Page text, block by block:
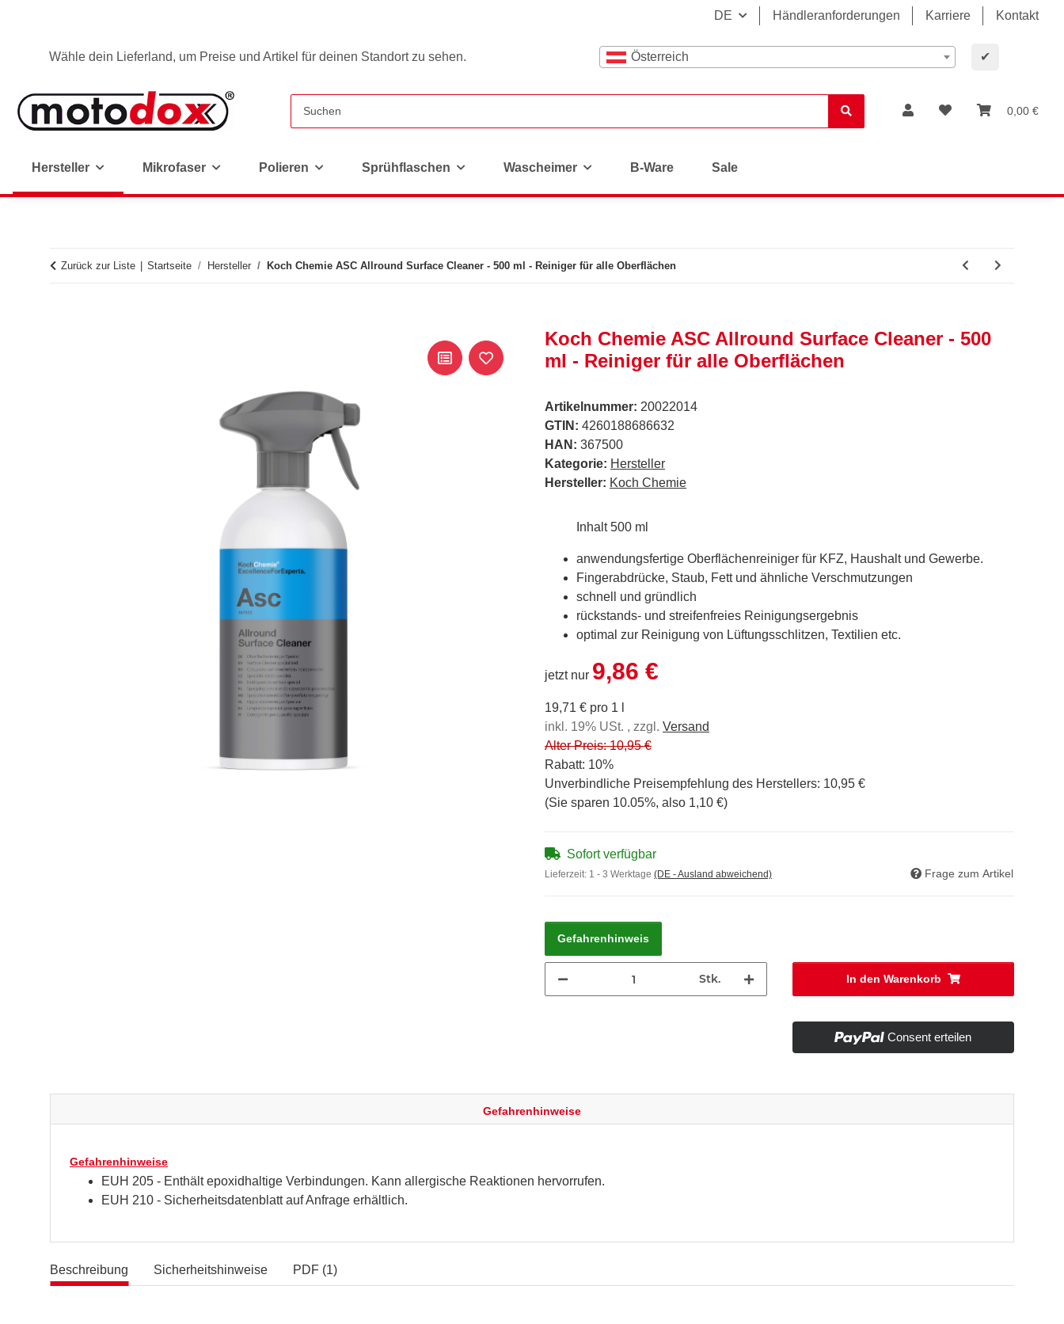
DE Händleranforderungen Karriere Kontakt
Wähle dein Lieferland, um Preise und Artikel für deinen Standort zu sehen. Österreich ✔
0,00 €
Hersteller Mikrofaser Polieren Sprühflaschen Wascheimer B-Ware Sale
Zurück zur Liste Startseite Hersteller Koch Chemie ASC Allround Surface Cleaner - 500 ml - Reiniger für alle Oberflächen
Koch Chemie ASC Allround Surface Cleaner - 500
ml - Reiniger für alle Oberflächen
Artikelnummer: 20022014
GTIN: 4260188686632
HAN: 367500
Kategorie: Hersteller
Hersteller: Koch Chemie
Inhalt 500 ml
anwendungsfertige Oberflächenreiniger für KFZ, Haushalt und Gewerbe.
Fingerabdrücke, Staub, Fett und ähnliche Verschmutzungen
schnell und gründlich
rückstands- und streifenfreies Reinigungsergebnis
optimal zur Reinigung von Lüftungsschlitzen, Textilien etc.
jetzt nur 9,86 €
19,71 € pro 1 l
inkl. 19% USt. , zzgl. Versand
Alter Preis: 10,95 €
Rabatt: 10%
Unverbindliche Preisempfehlung des Herstellers: 10,95 €
(Sie sparen 10.05%, also 1,10 €)
Sofort verfügbar
Lieferzeit: 1 - 3 Werktage (DE - Ausland abweichend) Frage zum Artikel
Gefahrenhinweis
Stk. In den Warenkorb
Consent erteilen
Gefahrenhinweise
Gefahrenhinweise
EUH 205 - Enthält epoxidhaltige Verbindungen. Kann allergische Reaktionen hervorrufen.
EUH 210 - Sicherheitsdatenblatt auf Anfrage erhältlich.
Beschreibung Sicherheitshinweise PDF (1)